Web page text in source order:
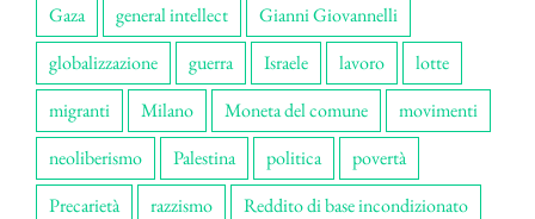
Gaza
general intellect
Gianni Giovannelli
globalizzazione
guerra Israele lavoro
lotte
migranti
Milano Moneta del comune
movimenti
neoliberismo
Palestina politica
povertà
Precarietà
razzismo
Reddito di base incondizionato